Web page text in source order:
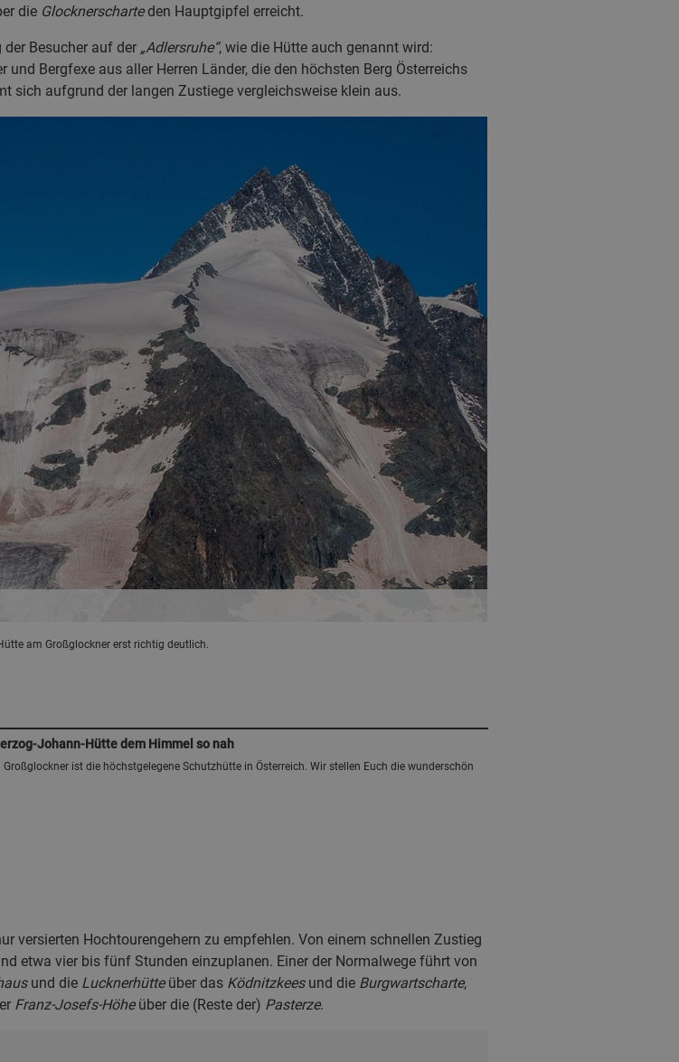
die Glocknerscharteden Hauptgipfel erreicht.
Besucher auf der „Adlersruhe“, wie die Hütte auch genannt wird:
Bergfexe aus aller Herren Länder, die den höchsten Berg Österreichs
sich aufgrund der langen Zustiege vergleichsweise klein aus.
am Großglockner erst richtig deutlich.
Johann-Hütte dem Himmel so nah
ist die höchstgelegene Schutzhütte in Österreich. Wir stellen Euch die wunderschön
versierten Hochtourengehern zu empfehlen. Von einem schnellen Zustieg
etwa vier bis fünf Stunden einzuplanen. Einer der Normalwege führt von
und die Lucknerhütteüber das Ködnitzkeesund die Burgwartscharte,
Franz-Josefs-Höheüber die (Reste der) Pasterze.